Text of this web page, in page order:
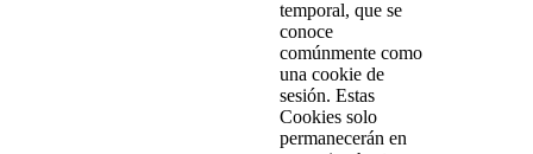
temporal, que se
conoce
comúnmente como
una cookie de
sesión. Estas
Cookies solo
permanecerán en